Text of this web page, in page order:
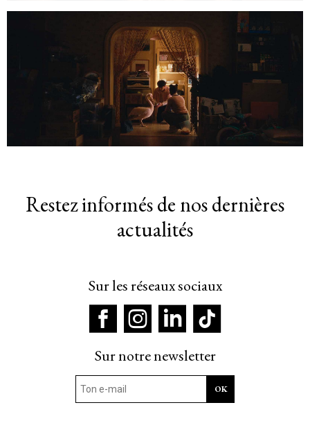
Restez informés de nos dernières
actualités
Sur les réseaux sociaux
Sur notre newsletter